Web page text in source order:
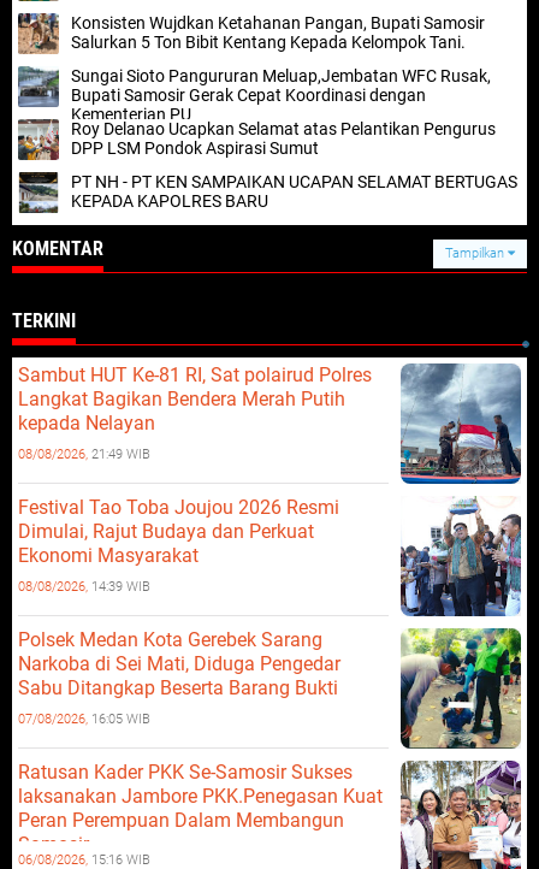
Konsisten Wujdkan Ketahanan Pangan, Bupati Samosir
Salurkan 5 Ton Bibit Kentang Kepada Kelompok Tani.
Sungai Sioto Pangururan Meluap,Jembatan WFC Rusak,
Bupati Samosir Gerak Cepat Koordinasi dengan
Kementerian PU
Roy Delanao Ucapkan Selamat atas Pelantikan Pengurus
DPP LSM Pondok Aspirasi Sumut
PT NH - PT KEN SAMPAIKAN UCAPAN SELAMAT BERTUGAS
KEPADA KAPOLRES BARU
KOMENTAR Tampilkan
TERKINI
Sambut HUT Ke-81 RI, Sat polairud Polres
Langkat Bagikan Bendera Merah Putih
kepada Nelayan
08/08/2026, 21:49 WIB
Festival Tao Toba Joujou 2026 Resmi
Dimulai, Rajut Budaya dan Perkuat
Ekonomi Masyarakat
08/08/2026, 14:39 WIB
Polsek Medan Kota Gerebek Sarang
Narkoba di Sei Mati, Diduga Pengedar
Sabu Ditangkap Beserta Barang Bukti
07/08/2026, 16:05 WIB
Ratusan Kader PKK Se-Samosir Sukses
laksanakan Jambore PKK.Penegasan Kuat
Peran Perempuan Dalam Membangun
Samosir.
06/08/2026, 15:16 WIB